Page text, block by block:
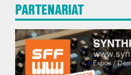
PARTENARIAT